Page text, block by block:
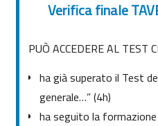
Verifica finale
PUÒ ACCEDERE AL TEST
ha già superato il Test
generale…” (4h)
ha seguito la